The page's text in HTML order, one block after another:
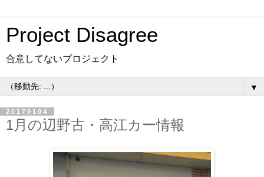
Project Disagree
合意してないプロジェクト
▼
20170104
1月の辺野古・高江カー情報